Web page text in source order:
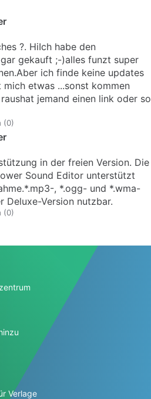
?. HiIch habe den
gekauft ;-)alles funzt super
ich finde keine updates
etwas ...sonst kommen
jemand einen link oder so
(0)
in der freien Version. Die
Sound Editor unterstützt
, *.ogg- und *.wma-
Deluxe-Version nutzbar.
(0)
Verlage